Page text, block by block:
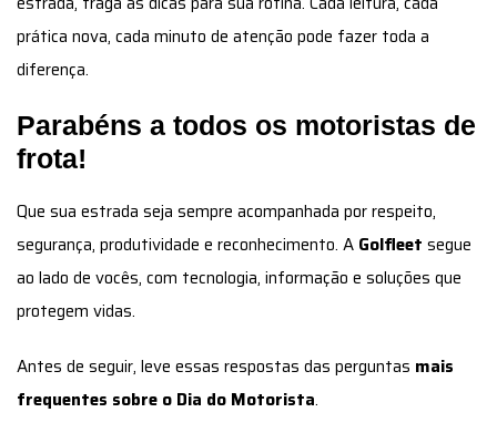
prática nova, cada minuto de atenção pode fazer toda a
diferença.
Parabéns a todos os motoristas de
frota!
Que sua estrada seja sempre acompanhada por respeito,
segurança, produtividade e reconhecimento. A Golfleet segue
ao lado de vocês, com tecnologia, informação e soluções que
protegem vidas.
Antes de seguir, leve essas respostas das perguntas mais
frequentes sobre o Dia do Motorista.